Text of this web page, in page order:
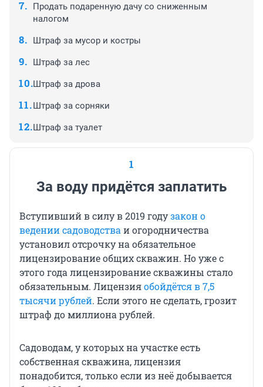
Продать подаренную дачу со сниженным
налогом
Штраф за мусор и костры
Штраф за лес
Штраф за дрова
Штраф за сорняки
Штраф за туалет
1
За воду придётся заплатить
Вступивший в силу в 2019 годузакон о
ведении садоводства и огородничества
установил отсрочку на обязательное
лицензирование общих скважин. Но уже с
этого года лицензирование скважины стало
обязательным. Лицензияобойдётся в 7,5
тысячи рублей. Если этого не сделать, грозит
штраф до миллиона рублей.
Садоводам, у которых на участке есть
собственная скважина, лицензия
понадобится, только если из неё добывается